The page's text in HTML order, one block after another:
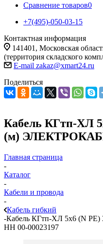
Сравнение товаров0
+7(495)-050-03-15
Контактная информация
141401, Московская
(территория складского
E-mail zakaz@xmart24.ru
Поделиться
Кабель КГтп-ХЛ
(м)
Главная страница
-
Каталог
-
Кабели и провода
-
Кабель гибкий
-Кабель КГтп-ХЛ 5х6 (N
НН 00-00023197